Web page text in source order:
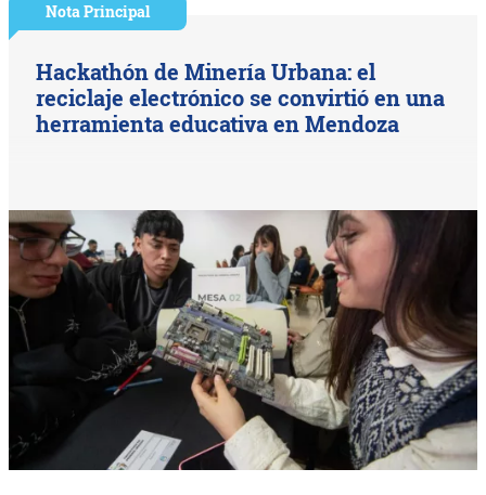
Nota Principal
Hackathón de Minería Urbana: el
reciclaje electrónico se convirtió en una
herramienta educativa en Mendoza